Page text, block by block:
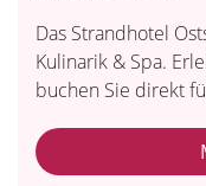
Das Strandhotel
Kulinarik & Spa.
buchen Sie direkt